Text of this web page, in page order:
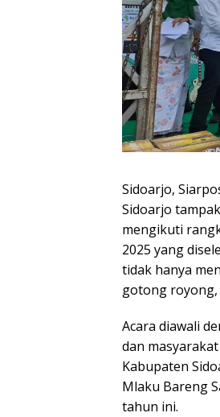
Sidoarjo,
Sidoarjo
mengikuti
2025 yang
tidak hanya
gotong royong,
Acara diawali
dan
Kabupaten
Mlaku Bareng
tahun ini.